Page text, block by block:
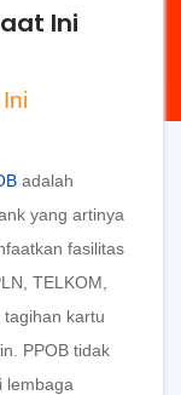
Ini
adalah
yang artinya
fasilitas
TELKOM,
kartu
PPOB tidak
lembaga